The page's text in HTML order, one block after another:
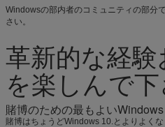
Windowsの部内者のコミュニティの部分
さい。
革新的な経
を楽しんで
賭博のための最もよいWindows
賭博はちょうどWindows 10.とよりよく